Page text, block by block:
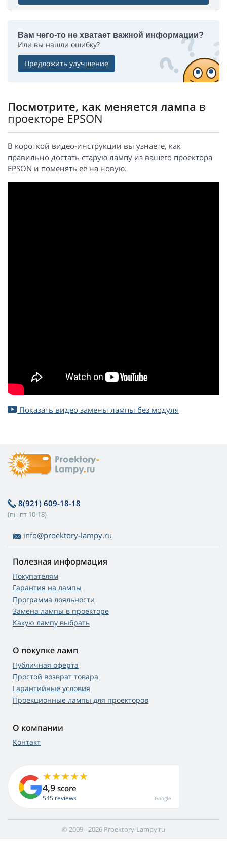
Вам чего-то не хватает важной информации?
Или вы нашли ошибку?
Предложить улучшение
Посмотрите, как меняется лампа в
проекторе EPSON
В короткой видео-инструкции вы узнаете, как
правильно достать старую лампу из вашего проектора
EPSON и поменять её на новую.
Показать видео замены лампы без модуля
8(921) 609-18-18
(пн-пт 10-18)
info@proektory-lampy.ru
Полезная информация
Покупателям
Гарантия на лампы
Программа лояльности
Замена лампы в проекторе
Какую лампу выбрать
О покупке ламп
Публичная оферта
Простой возврат товара
Гарантийные условия
Проекционные лампы для проекторов
О компании
Контакт
4,9 score
545 reviews Google
© 2009 - 2026 Proektory-Lampy.ru